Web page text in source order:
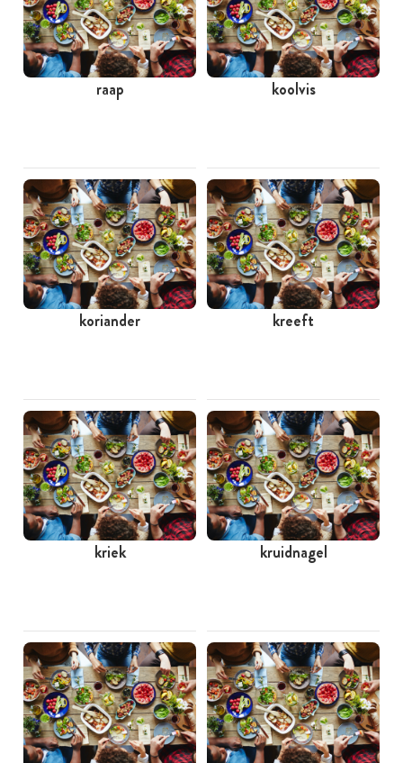
raap koolvis
koriander kreeft
kriek kruidnagel